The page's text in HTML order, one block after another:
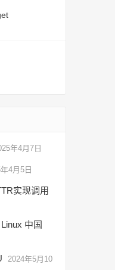
年4月7日
4月5日
实现调用
中国
2024年5月10